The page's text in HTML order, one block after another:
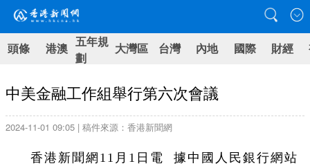
頭條 港澳 五年規
劃
大灣區 台灣 內地 國際 財經
中美金融工作組舉行第六次會議
2024-11-01 09:05 | 稿件來源：香港新聞網
香港新聞網11月1日電 據中國人民銀行網站